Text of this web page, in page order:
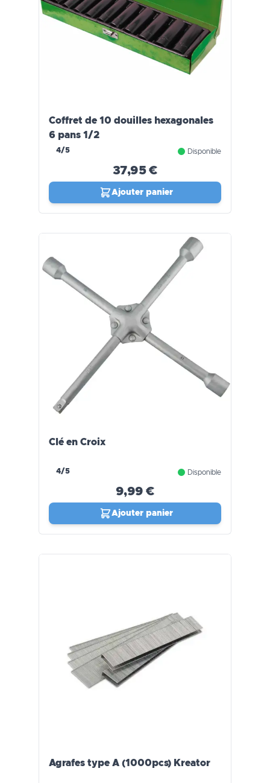
Coffret de 10 douilles hexagonales
6 pans 1/2
4/5 Disponible
37,95 €
Ajouter panier
Clé en Croix
4/5 Disponible
9,99 €
Ajouter panier
Agrafes type A (1000pcs) Kreator